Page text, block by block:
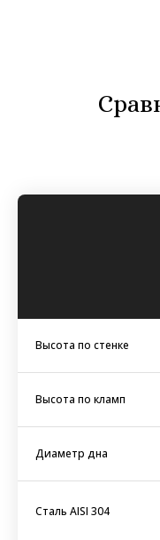
Высота по стенке
Высота по кламп
Диаметр дна
Сталь AISI 304